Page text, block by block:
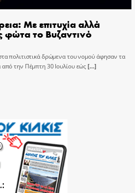
Με επιτυχία αλλά
το Βυζαντινό
πολιτιστικά δρώμενα του νομού άφησαν τα
από την Πέμπτη 30 Ιουλίου εώς[…]